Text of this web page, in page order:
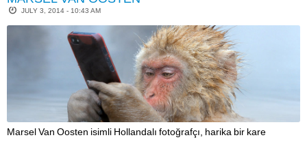
JULY 3, 2014 - 10:43 AM
Marsel Van Oosten isimli Hollandalı fotoğrafçı, harika bir kare